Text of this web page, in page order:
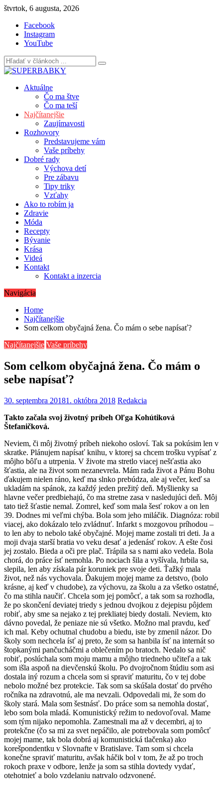
Skip
content
štvrtok, 6 augusta, 2026
Facebook
Instagram
YouTube
Aktuálne
Čo ma štve
Čo ma teší
Najčítanejšie
Zaujímavosti
Rozhovory
Predstavujeme vám
Vaše príbehy
Dobré rady
Výchova detí
Pre zábavu
Tipy triky
Vzťahy
Ako to robím ja
Zdravie
Móda
Recepty
Bývanie
Krása
Videá
Kontakt
Kontakt a inzercia
Navigácia
Home
Najčítanejšie
Som celkom obyčajná žena. Čo mám o sebe napísať?
Najčítanejšie Vaše príbehy
Som celkom obyčajná žena. Čo mám o
sebe napísať?
30. septembra 20181. októbra 2018 Redakcia
Takto začala svoj životný príbeh Oľga Kohútiková
Štefaničková.
Neviem, či môj životný príbeh niekoho osloví. Tak sa pokúsim len v
skratke. Plánujem napísať knihu, v ktorej sa chcem trošku vypísať z
môjho bôľu a utrpenia. V živote ma stretlo viacej nešťastia ako
šťastia, ale na život som nezanevrela. Mám rada život a Pánu Bohu
ďakujem nielen ráno, keď ma slnko prebúdza, ale aj večer, keď sa
ukladám na spánok, za každý jeden prežitý deň. Myšlienky sa
hlavne večer predbiehajú, čo ma stretne zasa v nasledujúci deň. Môj
tato tiež šťastie nemal. Zomrel, keď som mala šesť rokov a on len
39. Dodnes mi veľmi chýba. Bola som jeho miláčik. Diagnóza: robil
viacej, ako dokázalo telo zvládnuť. Infarkt s mozgovou príhodou –
to len aby to nebolo také obyčajné. Mojej mame zostali tri deti. Ja a
moji dvaja starší bratia vo veku desať a jedenásť rokov. A ešte čosi
jej zostalo. Bieda a oči pre plač. Trápila sa s nami ako vedela. Bola
chorá, do práce ísť nemohla. Po nociach šila a vyšívala, hrbila sa,
slepila, len aby získala pár koruniek pre svoje deti. Ťažký mala
život, než nás vychovala. Ďakujem mojej mame za detstvo, (bolo
krásne, aj keď v chudobe), za výchovu, za školu a za všetko ostatné,
čo ma stihla naučiť. Chcela som jej pomôcť, a tak som sa rozhodla,
že po skončení deviatej triedy s jednou dvojkou z dejepisu pôjdem
robiť, aby sme sa nejako z tej prekliatej biedy dostali. Neviem, kto
dávno povedal, že peniaze nie sú všetko. Možno mal pravdu, keď
ich mal. Keby ochutnal chudobu a biedu, iste by zmenil názor. Do
školy som nechcela ísť aj preto, že som sa hanbila ísť na internát so
štopkanými pančucháčmi a oblečením po bratoch. Nedalo sa nič
robiť, poslúchala som moju mamu a môjho triedneho učiteľa a tak
som išla aspoň na dievčenskú školu. Po dvojročnom štúdiu som asi
dostala iný rozum a chcela som si spraviť maturitu, čo v tej dobe
nebolo možné bez protekcie. Tak som sa skúšala dostať do prvého
ročníka na zdravotnú, ale ma nevzali. Odpovedali mi, že som do
školy stará. Mala som šestnásť. Do práce som sa nemohla dostať,
lebo som bola mladá. Komunistický režim to nedovoľoval. Mame
som tým nijako nepomohla. Zamestnali ma až v decembri, aj to
protekčne (čo sa mi za svet nepáčilo, ale potrebovala som pomôcť
mojej mame, tak bola dobrá aj komunistická tlačenka) ako
korešpondentku v Slovnafte v Bratislave. Tam som si chcela
konečne spraviť maturitu, avšak háčik bol v tom, že až po troch
rokoch praxe v odbore, lenže ja som sa stihla dovtedy vydať,
otehotnieť a bolo vzdelaniu natrvalo odzvonené.